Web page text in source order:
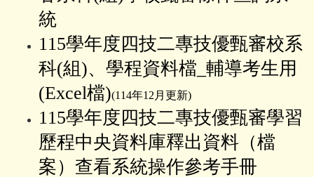
統
115學年度四技二專技優甄審校系
科(組)、學程資料檔_輔導考生用
(Excel檔)(114年12月更新)
115學年度四技二專技優甄審學習
歷程中央資料庫釋出資料（檔
案）查看系統操作參考手冊